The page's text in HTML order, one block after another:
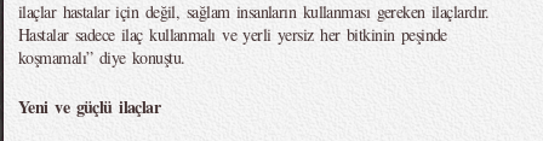
ilaçlar hastalar için değil, sağlam insanların kullanması gereken ilaçlardır.
Hastalar sadece ilaç kullanmalı ve yerli yersiz her bitkinin peşinde
koşmamalı” diye konuştu.
Yeni ve güçlü ilaçlar